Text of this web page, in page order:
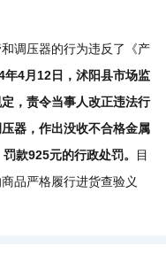
调压器的行为违反了《产
年4月12日，沭阳县市场监
，责令当事人改正违法行
器，作出没收不合格金属
款925元的行政处罚。
目
品严格履行进货查验义